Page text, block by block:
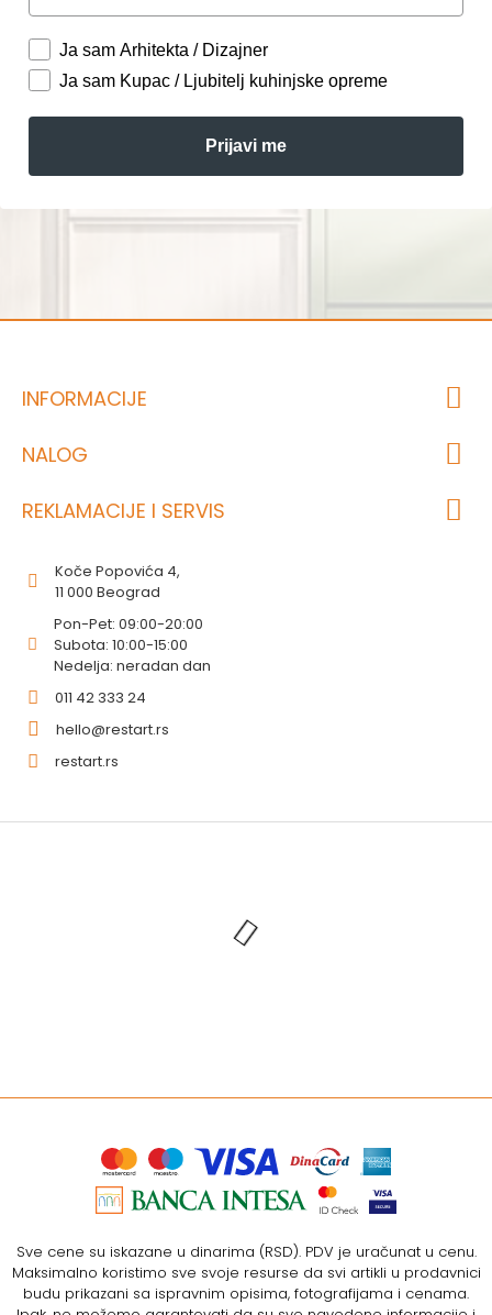
Ja sam Arhitekta / Dizajner
Ja sam Kupac / Ljubitelj kuhinjske opreme
Prijavi me
INFORMACIJE
NALOG
REKLAMACIJE I SERVIS
Koče Popovića 4,
11 000 Beograd
Pon-Pet: 09:00-20:00
Subota: 10:00-15:00
Nedelja: neradan dan
011 42 333 24
hello@restart.rs
restart.rs
Sve cene su iskazane u dinarima (RSD). PDV je uračunat u cenu.
Maksimalno koristimo sve svoje resurse da svi artikli u prodavnici
budu prikazani sa ispravnim opisima, fotografijama i cenama.